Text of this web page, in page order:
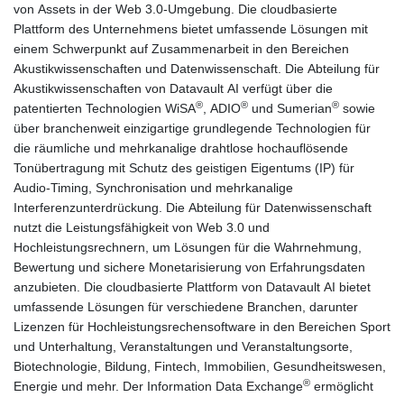
von Assets in der Web 3.0-Umgebung. Die cloudbasierte
Plattform des Unternehmens bietet umfassende Lösungen mit
einem Schwerpunkt auf Zusammenarbeit in den Bereichen
Akustikwissenschaften und Datenwissenschaft. Die Abteilung für
Akustikwissenschaften von Datavault AI verfügt über die
patentierten Technologien WiSA® , ADIO® und Sumerian® sowie
über branchenweit einzigartige grundlegende Technologien für
die räumliche und mehrkanalige drahtlose hochauflösende
Tonübertragung mit Schutz des geistigen Eigentums (IP) für
Audio-Timing, Synchronisation und mehrkanalige
Interferenzunterdrückung. Die Abteilung für Datenwissenschaft
nutzt die Leistungsfähigkeit von Web 3.0 und
Hochleistungsrechnern, um Lösungen für die Wahrnehmung,
Bewertung und sichere Monetarisierung von Erfahrungsdaten
anzubieten. Die cloudbasierte Plattform von Datavault AI bietet
umfassende Lösungen für verschiedene Branchen, darunter
Lizenzen für Hochleistungsrechensoftware in den Bereichen Sport
und Unterhaltung, Veranstaltungen und Veranstaltungsorte,
Biotechnologie, Bildung, Fintech, Immobilien, Gesundheitswesen,
Energie und mehr. Der Information Data Exchange® ermöglicht